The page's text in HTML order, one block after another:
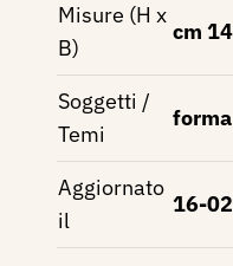
Misure (H x
B)
cm
Soggetti /
Temi
forma
Aggiornato
il
16-